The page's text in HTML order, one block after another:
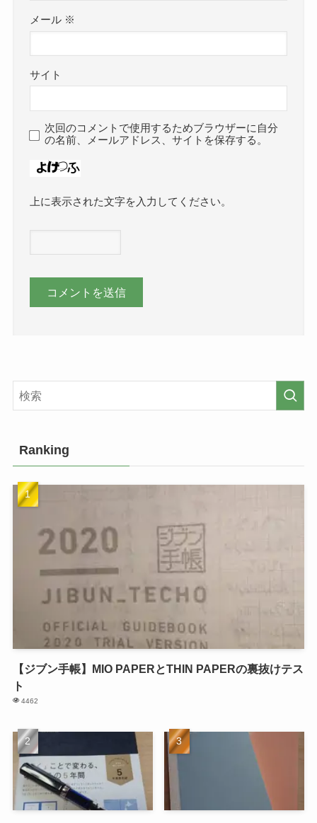
メール ※
サイト
次回のコメントで使用するためブラウザーに自分
の名前、メールアドレス、サイトを保存する。
上に表示された文字を入力してください。
Ranking
【ジブン手帳】MIO PAPERとTHIN PAPERの裏抜けテス
ト
4462